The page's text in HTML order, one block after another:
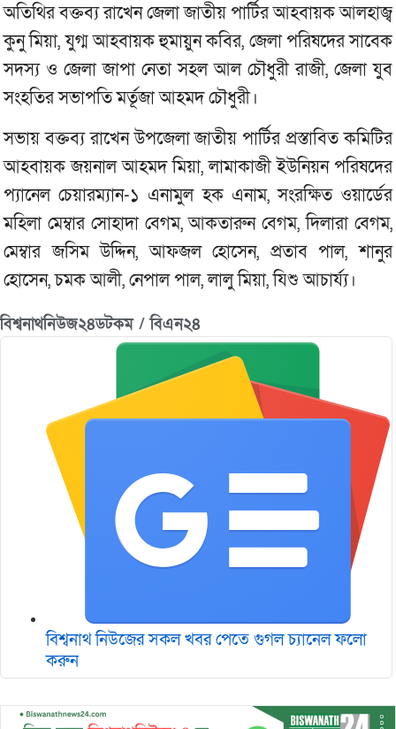
অতিথির বক্তব্য রাখেন জেলা জাতীয় পার্টির আহবায়ক আলহাজ্ব
কুনু মিয়া, যুগ্ম আহবায়ক হুমায়ুন কবির, জেলা পরিষদের সাবেক
সদস্য ও জেলা জাপা নেতা সহল আল চৌধুরী রাজী, জেলা যুব
সংহতির সভাপতি মর্তূজা আহমদ চৌধুরী।
সভায় বক্তব্য রাখেন উপজেলা জাতীয় পার্টির প্রস্তাবিত কমিটির
আহবায়ক জয়নাল আহমদ মিয়া, লামাকাজী ইউনিয়ন পরিষদের
প্যানেল চেয়ারম্যান-১ এনামুল হক এনাম, সংরক্ষিত ওয়ার্ডের
মহিলা মেম্বার সোহাদা বেগম, আকতারুন বেগম, দিলারা বেগম,
মেম্বার জসিম উদ্দিন, আফজল হোসেন, প্রতাব পাল, শানুর
হোসেন, চমক আলী, নেপাল পাল, লালু মিয়া, যিশু আচার্য্য।
বিশ্বনাথনিউজ২৪ডটকম / বিএন২৪
বিশ্বনাথ নিউজের সকল খবর পেতে গুগল চ‌্যানেল ফলো
করুন